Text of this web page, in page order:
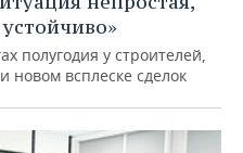
полугодия у строителей,
новом всплеске сделок